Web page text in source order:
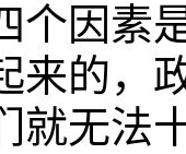
个因素
来的，
就无法